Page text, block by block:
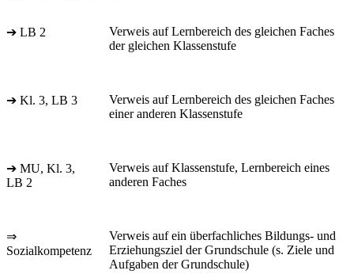
➔ LB 2
Verweis auf Lernbereich des gleichen Faches
der gleichen Klassenstufe
➔ Kl. 3, LB 3
Verweis auf Lernbereich des gleichen Faches
einer anderen Klassenstufe
➔ MU, Kl. 3,
LB 2
Verweis auf Klassenstufe, Lernbereich eines
anderen Faches
⇒
Sozialkompetenz
Verweis auf ein überfachliches Bildungs- und
Erziehungsziel der Grundschule (s. Ziele und
Aufgaben der Grundschule)